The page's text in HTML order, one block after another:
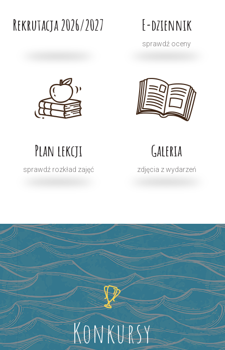
Rekrutacja 2026/2027 E-dziennik
sprawdź oceny
Plan lekcji
sprawdź rozkład zajęć
Galeria
zdjęcia z wydarzeń
Konkursy